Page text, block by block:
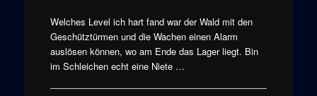
Welches Level ich hart fand war der Wald mit den
Geschütztürmen und die Wachen einen Alarm
auslösen können, wo am Ende das Lager liegt. Bin
im Schleichen echt eine Niete …